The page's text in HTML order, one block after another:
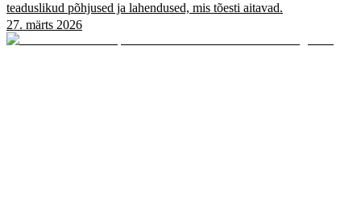
teaduslikud põhjused ja lahendused, mis tõesti aitavad.
27. märts 2026